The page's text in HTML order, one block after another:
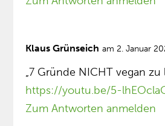
Klaus Grünseich am 2. Januar
„7 Gründe NICHT vegan zu
https://youtu.be/5-
Zum Antworten anmelden